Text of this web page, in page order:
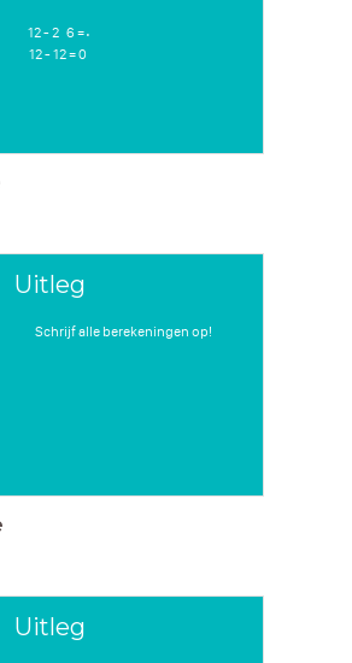
- 2 6 =
12 = 0
⋅
Uitleg
alle berekeningen op!
Uitleg